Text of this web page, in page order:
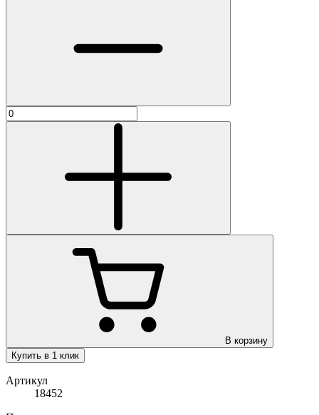
В корзину
Купить в 1 клик
Артикул
18452